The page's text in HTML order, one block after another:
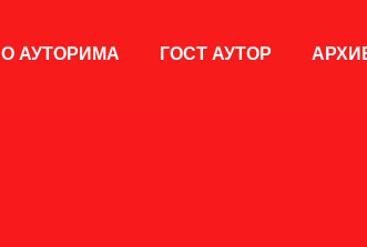
О АУТОРИМА ГОСТ АУТОР